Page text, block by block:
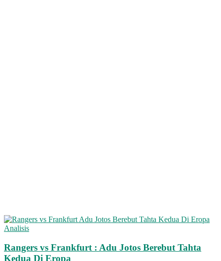
Analisis
Rangers vs Frankfurt : Adu Jotos Berebut Tahta
Kedua Di Eropa